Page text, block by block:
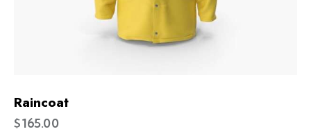
Raincoat
$165.00